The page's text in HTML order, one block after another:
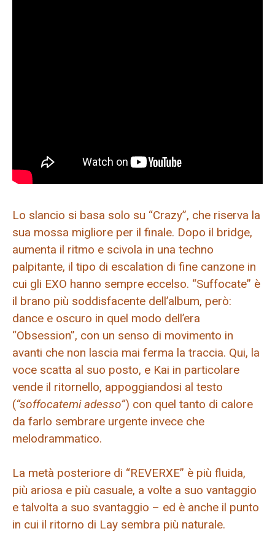
Lo slancio si basa solo su “Crazy”, che riserva la
sua mossa migliore per il finale. Dopo il bridge,
aumenta il ritmo e scivola in una techno
palpitante, il tipo di escalation di fine canzone in
cui gli EXO hanno sempre eccelso. “Suffocate” è
il brano più soddisfacente dell’album, però:
dance e oscuro in quel modo dell’era
“Obsession”, con un senso di movimento in
avanti che non lascia mai ferma la traccia. Qui, la
voce scatta al suo posto, e Kai in particolare
vende il ritornello, appoggiandosi al testo
(“soffocatemi adesso”) con quel tanto di calore
da farlo sembrare urgente invece che
melodrammatico.
La metà posteriore di “REVERXE” è più fluida,
più ariosa e più casuale, a volte a suo vantaggio
e talvolta a suo svantaggio – ed è anche il punto
in cui il ritorno di Lay sembra più naturale.